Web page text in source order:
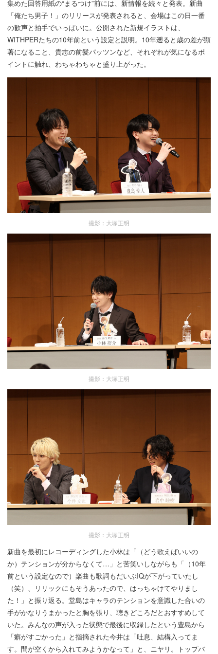
集めた回答用紙の“まるつけ”前には、新情報を続々と発表。新曲
「俺たち男子！」のリリースが発表されると、会場はこの日一番
の歓声と拍手でいっぱいに。公開された新規イラストは、
WITHPERたちの10年前という設定と説明。10年遡ると歳の差が顕
著になること、貴志の前髪パッツンなど、それぞれが気になるポ
イントに触れ、わちゃわちゃと盛り上がった。
撮影：大塚正明
撮影：大塚正明
撮影：大塚正明
新曲を最初にレコーディングした小林は「（どう歌えばいいの
か）テンションが分からなくて…」と苦笑いしながらも「（10年
前という設定なので）楽曲も歌詞もだいぶIQが下がっていたし
（笑）、リリックにもそうあったので、はっちゃけてやりまし
た！」と振り返る。堂島はキャラのテンションを意識した合いの
手がかなりうまかったと胸を張り、聴きどころだとおすすめして
いた。みんなの声が入った状態で最後に収録したという豊島から
「癖がすごかった」と指摘された今井は「吐息、結構入ってま
す。間が空くから入れてみようかなって」と、ニヤリ。トップバ